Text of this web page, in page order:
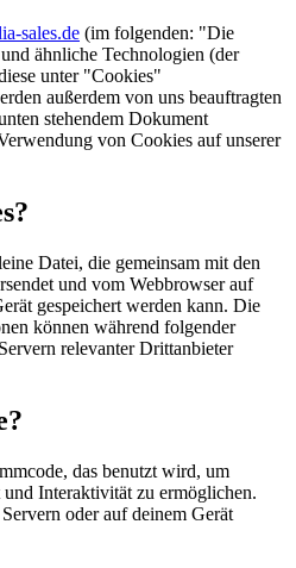
sales.de (im folgenden: "Die
ähnliche Technologien (der
unter "Cookies"
außerdem von uns beauftragten
stehendem Dokument
von Cookies auf unserer
Datei, die gemeinsam mit den
und vom Webbrowser auf
gespeichert werden kann. Die
können während folgender
relevanter Drittanbieter
das benutzt wird, um
Interaktivität zu ermöglichen.
oder auf deinem Gerät